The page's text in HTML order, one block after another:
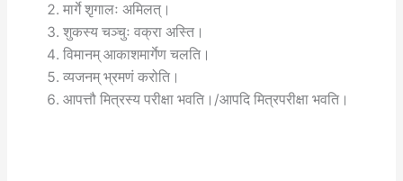
मार्गे शृगालः अमिलत्।
शुकस्य चञ्चुः वक्रा अस्ति।
विमानम् आकाशमार्गेण चलति।
व्यजनम् भ्रमणं करोति।
आपत्तौ मित्रस्य परीक्षा भवति।/आपदि मित्रपरीक्षा भवति।